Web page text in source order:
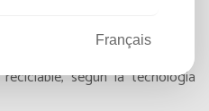
según la tecnología
Français